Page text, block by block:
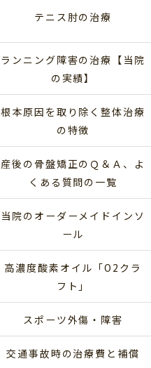
テニス肘の治療
ランニング障害の治療【当院
の実績】
根本原因を取り除く整体治療
の特徴
産後の骨盤矯正のＱ＆Ａ、よ
くある質問の一覧
当院のオーダーメイドインソ
ール
高濃度酸素オイル「O2クラ
フト」
スポーツ外傷・障害
交通事故時の治療費と補償